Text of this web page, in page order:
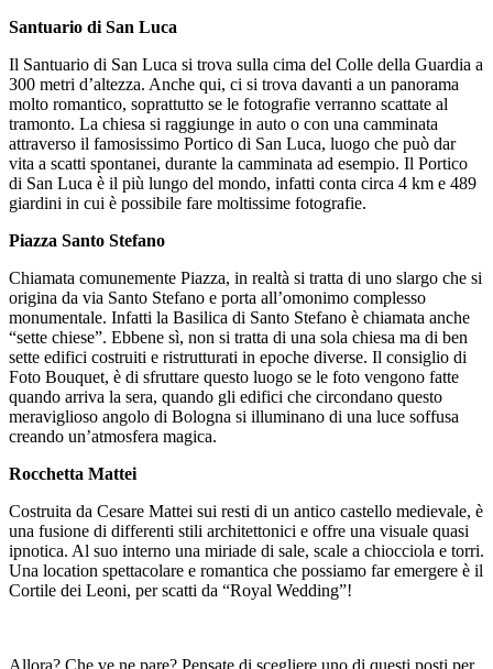
Santuario di San Luca
Il Santuario di San Luca si trova sulla cima del Colle della Guardia a
300 metri d’altezza. Anche qui, ci si trova davanti a un panorama
molto romantico, soprattutto se le fotografie verranno scattate al
tramonto. La chiesa si raggiunge in auto o con una camminata
attraverso il famosissimo Portico di San Luca, luogo che può dar
vita a scatti spontanei, durante la camminata ad esempio. Il Portico
di San Luca è il più lungo del mondo, infatti conta circa 4 km e 489
giardini in cui è possibile fare moltissime fotografie.
Piazza Santo Stefano
Chiamata comunemente Piazza, in realtà si tratta di uno slargo che si
origina da via Santo Stefano e porta all’omonimo complesso
monumentale. Infatti la Basilica di Santo Stefano è chiamata anche
“sette chiese”. Ebbene sì, non si tratta di una sola chiesa ma di ben
sette edifici costruiti e ristrutturati in epoche diverse. Il consiglio di
Foto Bouquet, è di sfruttare questo luogo se le foto vengono fatte
quando arriva la sera, quando gli edifici che circondano questo
meraviglioso angolo di Bologna si illuminano di una luce soffusa
creando un’atmosfera magica.
Rocchetta Mattei
Costruita da Cesare Mattei sui resti di un antico castello medievale, è
una fusione di differenti stili architettonici e offre una visuale quasi
ipnotica. Al suo interno una miriade di sale, scale a chiocciola e torri.
Una location spettacolare e romantica che possiamo far emergere è il
Cortile dei Leoni, per scatti da “Royal Wedding”!
Allora? Che ve ne pare? Pensate di scegliere uno di questi posti per